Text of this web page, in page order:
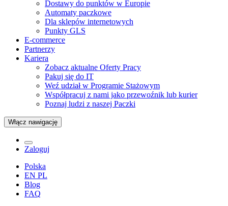
Dostawy do punktów w Europie
Automaty paczkowe
Dla sklepów internetowych
Punkty GLS
E-commerce
Partnerzy
Kariera
Zobacz aktualne Oferty Pracy
Pakuj się do IT
Weź udział w Programie Stażowym
Współpracuj z nami jako przewoźnik lub kurier
Poznaj ludzi z naszej Paczki
Włącz nawigację
Zaloguj
Polska
EN PL
Blog
FAQ